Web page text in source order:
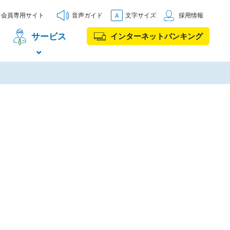
サービス インターネットバンキング
会員専用サイト 音声ガイド 文字サイズ 採用情報